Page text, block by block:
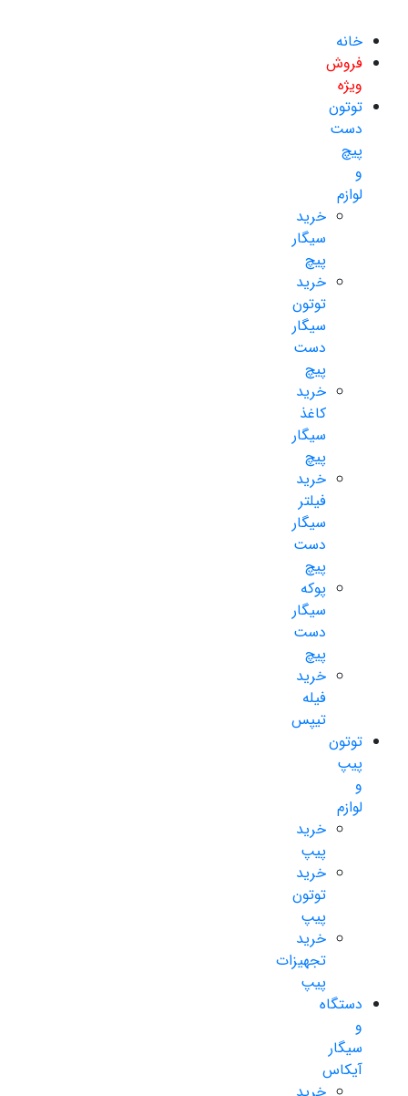
خانه
فروش
ویژه
توتون
دست
پیچ
و
لوازم
خرید
سیگار
پیچ
خرید
توتون
سیگار
دست
پیچ
خرید
کاغذ
سیگار
پیچ
خرید
فیلتر
سیگار
دست
پیچ
پوکه
سیگار
دست
پیچ
خرید
فیله
تیپس
توتون
پیپ
و
لوازم
خرید
پیپ
خرید
توتون
پیپ
خرید
تجهیزات
پیپ
دستگاه
و
سیگار
آیکاس